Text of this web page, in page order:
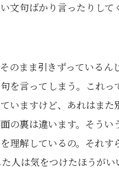
文句ばかり言ったりして
のまま引きずっているん
を言ってしまう。これっ
いますけど、あれはまた
の裏は違います。そうい
理解しているの。それす
人は気をつけたほうがい